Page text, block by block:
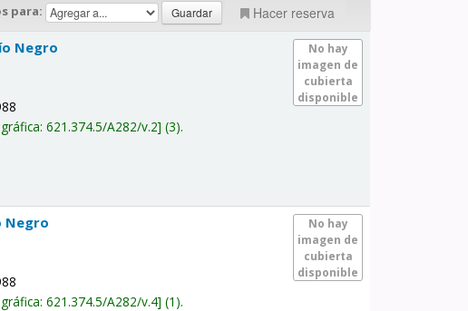
para: Hacer reserva
No hay
imagen de
cubierta
disponible
Negro
621.374.5/A282/v.2 (3).
No hay
imagen de
cubierta
disponible
Negro
621.374.5/A282/v.4 (1).